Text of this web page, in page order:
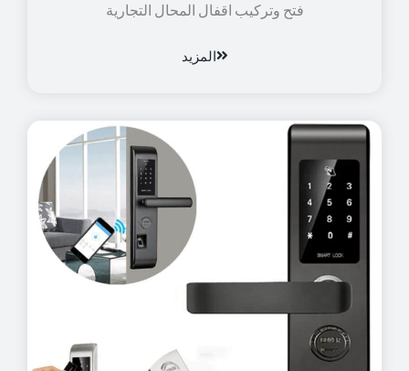
فتح وتركيب اقفال المحال التجارية
المزيد